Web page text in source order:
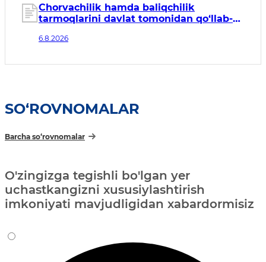
sanasi 07.08.2026
Chorvachilik hamda baliqchilik
tarmoqlarini davlat tomonidan qo‘llab-
tadbirlari to‘g‘risida
6.8.2026
SO‘ROVNOMALAR
Barcha so‘rovnomalar
O'zingizga tegishli bo'lgan yer
uchastkangizni xususiylashtirish
imkoniyati mavjudligidan xabardormisiz